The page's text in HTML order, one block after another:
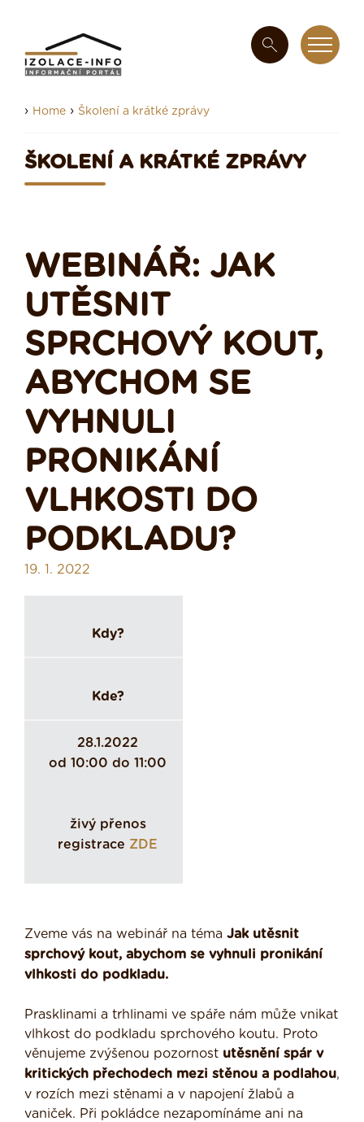
› Home › Školení a krátké zprávy
ŠKOLENÍ A KRÁTKÉ ZPRÁVY
WEBINÁŘ: JAK
UTĚSNIT
SPRCHOVÝ KOUT,
ABYCHOM SE
VYHNULI
PRONIKÁNÍ
VLHKOSTI DO
PODKLADU?
19. 1. 2022
Kdy?
Kde?
28.1.2022
od 10:00 do 11:00
živý přenos
registrace ZDE
Zveme vás na webinář na téma Jak utěsnit
sprchový kout, abychom se vyhnuli pronikání
vlhkosti do podkladu.
Prasklinami a trhlinami ve spáře nám může vnikat
vlhkost do podkladu sprchového koutu. Proto
věnujeme zvýšenou pozornost utěsnění spár v
kritických přechodech mezi stěnou a podlahou,
v rozích mezi stěnami a v napojení žlabů a
vaniček. Při pokládce nezapomínáme ani na